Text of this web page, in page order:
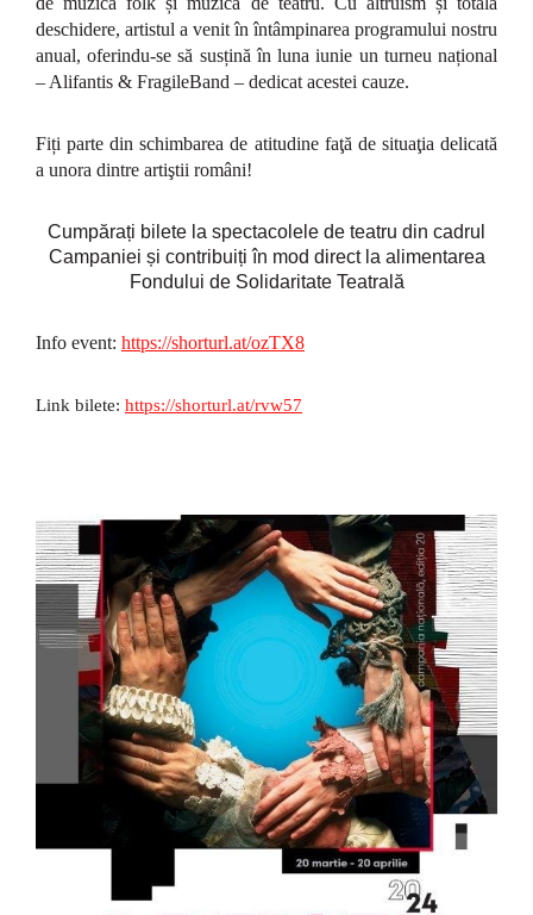
deschidere, artistul a venit în întâmpinarea programului nostru
anual, oferindu-se să susțină în luna iunie un turneu național
– Alifantis & FragileBand – dedicat acestei cauze.
Fiți parte din schimbarea de atitudine faţă de situaţia delicată
a unora dintre artiştii români!
Cumpărați bilete la spectacolele de teatru din cadrul
Campaniei și contribuiți în mod direct la alimentarea
Fondului de Solidaritate Teatrală
Info event: https://shorturl.at/ozTX8
Link bilete: https://shorturl.at/rvw57